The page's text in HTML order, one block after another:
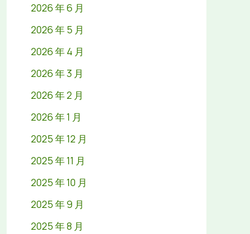
2026 年 6 月
2026 年 5 月
2026 年 4 月
2026 年 3 月
2026 年 2 月
2026 年 1 月
2025 年 12 月
2025 年 11 月
2025 年 10 月
2025 年 9 月
2025 年 8 月